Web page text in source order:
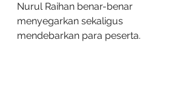
Nurul Raihan benar-benar
menyegarkan sekaligus
mendebarkan para peserta.